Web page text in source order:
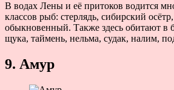
В водах Лены и её притоков водится
классов рыб: стерлядь, сибирский
обыкновенный. Также здесь обитают в
щука, таймень, нельма, судак, налим,
9. Амур